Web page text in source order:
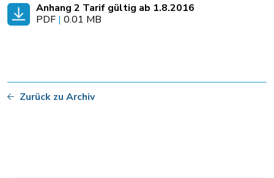
Anhang 2 Tarif gültig ab 1.8.2016
PDF | 0.01 MB
Zurück zu Archiv